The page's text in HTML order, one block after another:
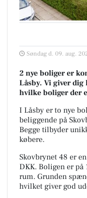
Søndag d. 09. aug.
2 nye boliger er
Låsby. Vi giver
hvilke boliger der
I Låsby er to nye
beliggende på
Begge tilbyder
købere.
Skovbrynet 48 er
DKK. Boligen er
rum. Grunden
hvilket giver god